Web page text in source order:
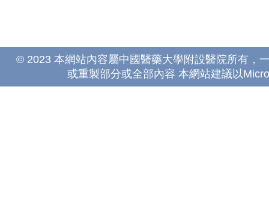
© 2023 本網站內容屬中國醫藥大學附設醫院所有，
或重製部分或全部內容 本網站建議以